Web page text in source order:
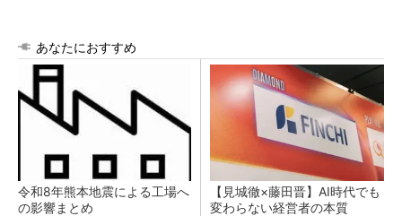
あなたにおすすめ
令和8年熊本地震による工場へ
の影響まとめ
【見城徹×藤田晋】AI時代でも
変わらない経営者の本質